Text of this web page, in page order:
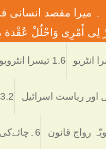
۔ ميرا مقصد
أَمْرِی وَاحْلُلْ عُقْدة
to
content
1.6 تیسرا انٹرویو
3.2۔غزہ ميں اسرائيلی دہشتگردی
6۔چائےکی تاریخ فوائد و نقصانات